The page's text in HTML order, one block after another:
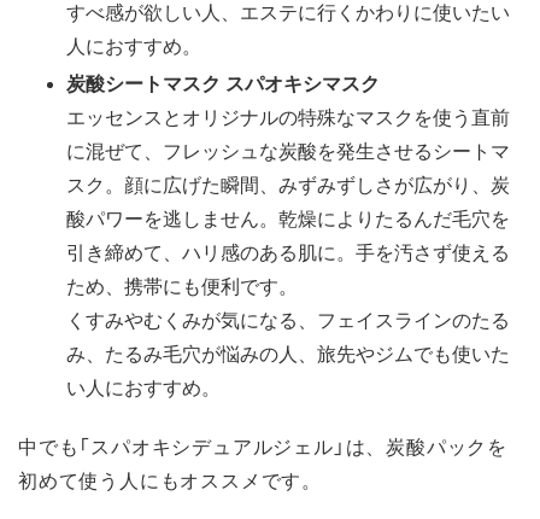
すべ感が欲しい人、エステに行くかわりに使いたい
人におすすめ。
炭酸シートマスク スパオキシマスク
エッセンスとオリジナルの特殊なマスクを使う直前
に混ぜて、フレッシュな炭酸を発生させるシートマ
スク。顔に広げた瞬間、みずみずしさが広がり、炭
酸パワーを逃しません。乾燥によりたるんだ毛穴を
引き締めて、ハリ感のある肌に。手を汚さず使える
ため、携帯にも便利です。
くすみやむくみが気になる、フェイスラインのたる
み、たるみ毛穴が悩みの人、旅先やジムでも使いた
い人におすすめ。
中でも「スパオキシデュアルジェル」は、炭酸パックを
初めて使う人にもオススメです。